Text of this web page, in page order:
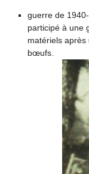
guerre de
participé à une
matériels
bœufs.